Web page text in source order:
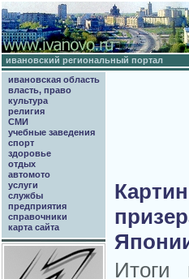
ивановский региональный портал
ивановская область
власть, право
культура
религия
СМИ
учебные заведения
спорт
здоровье
отдых
автомото
услуги
службы
предприятия
справочники
карта сайта
Итоги